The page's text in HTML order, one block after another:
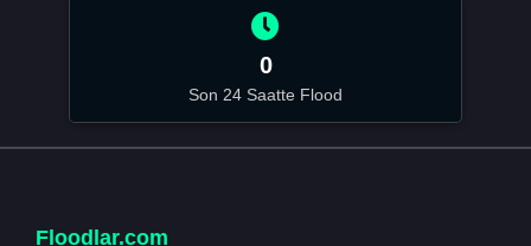
0
Son 24 Saatte Flood
Floodlar.com